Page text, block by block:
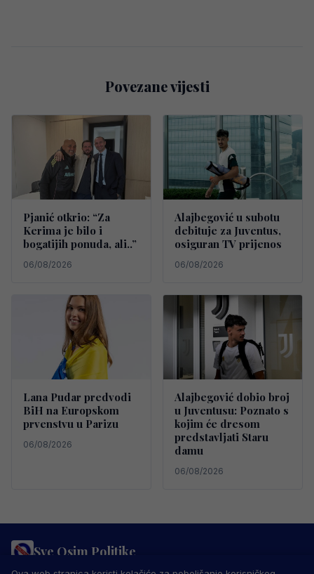
Povezane vijesti
Pjanić otkrio: “Za
Kerima je bilo i
bogatijih ponuda, ali..”
06/08/2026
Alajbegović u subotu
debituje za Juventus,
osiguran TV prijenos
06/08/2026
Lana Pudar predvodi
BiH na Europskom
prvenstvu u Parizu
06/08/2026
Alajbegović dobio broj
u Juventusu: Poznato s
kojim će dresom
predstavljati Staru
damu
06/08/2026
Sve Osim Politike
PRAVILA PRIVATNOSTIMARKETING USLOVI KORIŠTENJA